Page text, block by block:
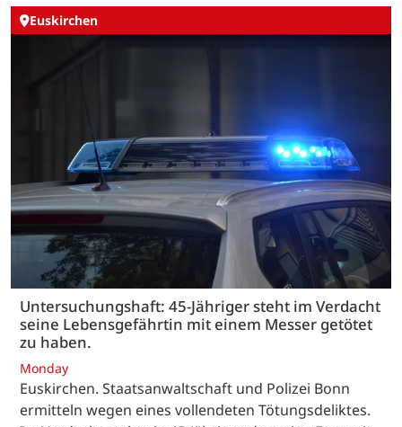
Euskirchen
Untersuchungshaft: 45-Jähriger steht im Verdacht
seine Lebensgefährtin mit einem Messer getötet
zu haben.
Monday
Euskirchen. Staatsanwaltschaft und Polizei Bonn
ermitteln wegen eines vollendeten Tötungsdeliktes.